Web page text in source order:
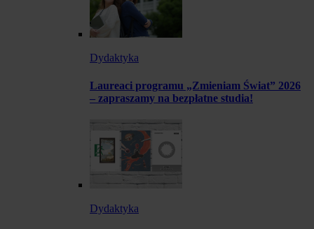
Dydaktyka
Laureaci programu „Zmieniam Świat” 2026
– zapraszamy na bezpłatne studia!
Dydaktyka